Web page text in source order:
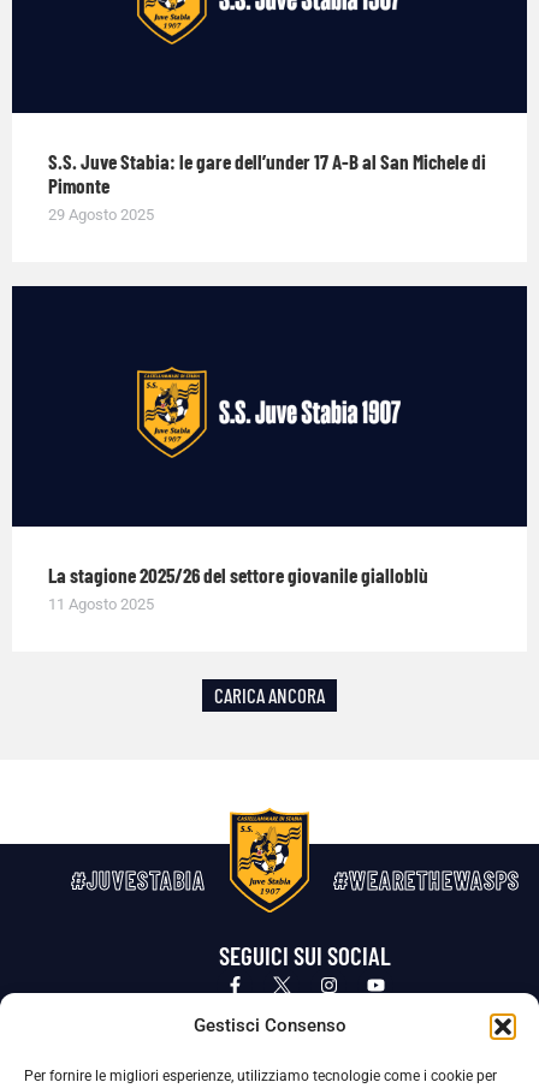
Gestisci Consenso
Per fornire le migliori esperienze, utilizziamo tecnologie come i cookie per
S.S. Juve Stabia: le gare dell’under 17 A-B al San Michele di
Pimonte
29 Agosto 2025
La stagione 2025/26 del settore giovanile gialloblù
11 Agosto 2025
CARICA ANCORA
#JUVESTABIA #WEARETHEWASPS
SEGUICI SUI SOCIAL
Privacy Policy Cookie Policy
La Società ha nominato il Responsabile della Protezione dei Dati Personali (DPO), figura specializzata che vigila sulle modalità